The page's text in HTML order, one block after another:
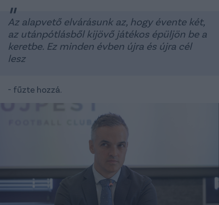
Az alapvető elvárásunk az, hogy évente két,
az utánpótlásből kijövő játékos épüljön be a
keretbe. Ez minden évben újra és újra cél
lesz
- fűzte hozzá.